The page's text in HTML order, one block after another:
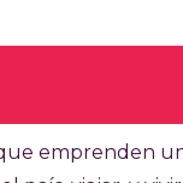
10 minutos
emprenden